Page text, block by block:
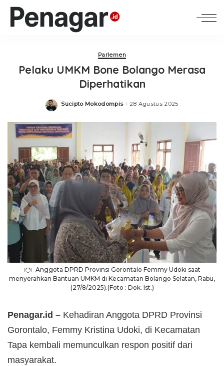
Parlemen
Pelaku UMKM Bone Bolango Merasa
Diperhatikan
Posted
Sucipto Mokodompis 28 Agustus 2025
Anggota DPRD Provinsi Gorontalo Femmy Udoki saat
menyerahkan Bantuan UMKM di Kecamatan Bolango Selatan, Rabu,
(27/8/2025).(Foto : Dok. Ist.)
Penagar.id – Kehadiran Anggota DPRD Provinsi
Gorontalo, Femmy Kristina Udoki, di Kecamatan
Tapa kembali memunculkan respon positif dari
masyarakat.